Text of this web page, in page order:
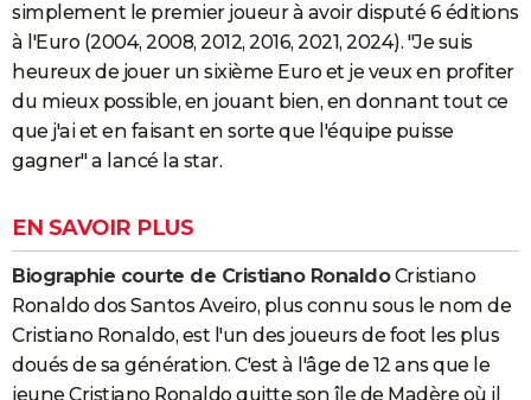
simplement le premier joueur à avoir disputé 6 éditions
à l'Euro (2004, 2008, 2012, 2016, 2021, 2024). "Je suis
heureux de jouer un sixième Euro et je veux en profiter
du mieux possible, en jouant bien, en donnant tout ce
que j'ai et en faisant en sorte que l'équipe puisse
gagner" a lancé la star.
EN SAVOIR PLUS
Biographie courte de Cristiano RonaldoCristiano
Ronaldo dos Santos Aveiro, plus connu sous le nom de
Cristiano Ronaldo, est l'un des joueurs de foot les plus
doués de sa génération. C'est à l'âge de 12 ans que le
jeune Cristiano Ronaldo quitte son île de Madère où il